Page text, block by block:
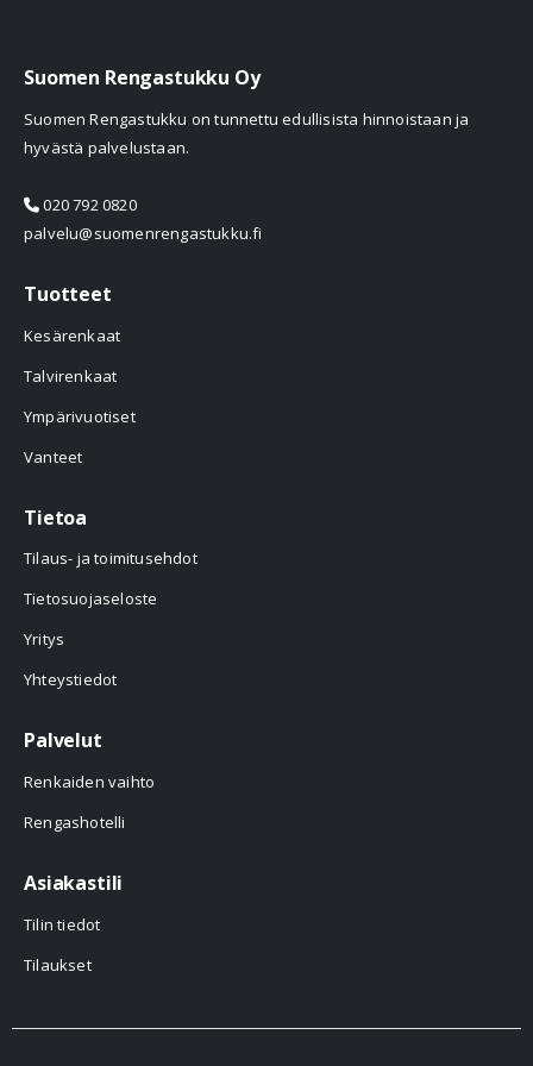
Suomen Rengastukku Oy
Suomen Rengastukku on tunnettu edullisista hinnoistaan ja
hyvästä palvelustaan.
020 792 0820
palvelu@suomenrengastukku.fi
Tuotteet
Kesärenkaat
Talvirenkaat
Ympärivuotiset
Vanteet
Tietoa
Tilaus- ja toimitusehdot
Tietosuojaseloste
Yritys
Yhteystiedot
Palvelut
Renkaiden vaihto
Rengashotelli
Asiakastili
Tilin tiedot
Tilaukset